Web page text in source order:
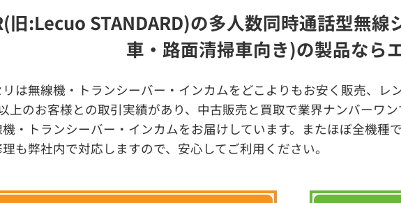
旧:Lecuo STANDARD)の多人数同時通話型無
車・路面清掃車向き)の製品なら
は無線機・トランシーバー・インカムをどこよりもお安く販売、レ
上のお客様との取引実績があり、中古販売と買取で業界ナンバーワ
機・トランシーバー・インカムをお届けしています。またほぼ全機種
も弊社内で対応しますので、安心してご利用ください。